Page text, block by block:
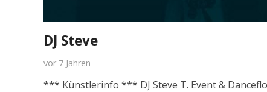
DJ Steve
vor 7 Jahren
*** Künstlerinfo *** DJ Steve T. Event &